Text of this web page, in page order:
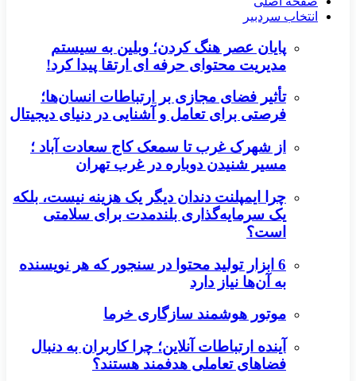
انتخاب سردبیر
پایان عصر هنگ کردن؛ وبلین به سیستم
مدیریت محتوای حرفه ای ارتقا پیدا کرد!
تأثیر فضای مجازی بر ارتباطات انسان‌ها؛
فرصتی برای تعامل و آشنایی در دنیای دیجیتال
از شهرک غرب تا سمعک کاج سعادت آباد ؛
مسیر شنیدن دوباره در غرب تهران
چرا ایمپلنت دندان دیگر یک هزینه نیست، بلکه
یک سرمایه‌گذاری بلندمدت برای سلامتی
است؟
6 ابزار تولید محتوا در سنجور که هر نویسنده
به آن‌ها نیاز دارد
موتور هوشمند سازگاری خرما
آینده ارتباطات آنلاین؛ چرا کاربران به دنبال
فضاهای تعاملی هدفمند هستند؟